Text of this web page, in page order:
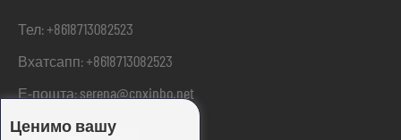
Тел:+8618713082523
Вхатсапп:+8618713082523
Е-пошта:serena@cnxinbo.net
Ценимо вашу